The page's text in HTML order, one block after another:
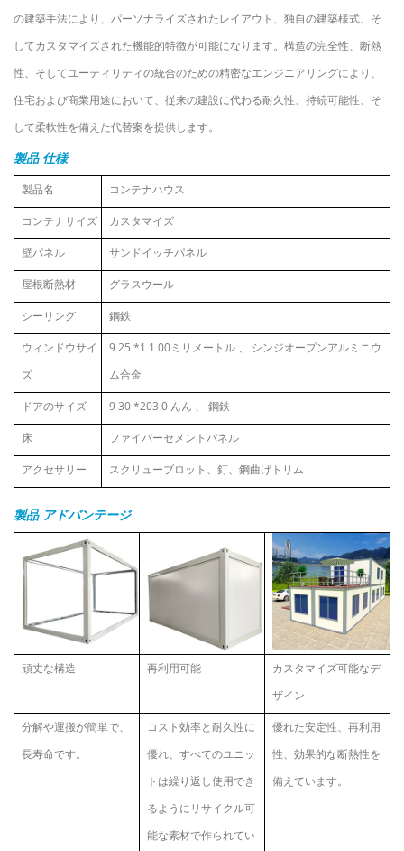
の建築手法により、パーソナライズされたレイアウト、独自の建築様式、そ
してカスタマイズされた機能的特徴が可能になります。構造の完全性、断熱
性、そしてユーティリティの統合のための精密なエンジニアリングにより、
住宅および商業用途において、従来の建設に代わる耐久性、持続可能性、そ
して柔軟性を備えた代替案を提供します。
製品 仕様
製品名 コンテナハウス
コンテナサイズ カスタマイズ
壁パネル サンドイッチパネル
屋根断熱材 グラスウール
シーリング 鋼鉄
ウィンドウサイ
ズ
925 *1 1 00ミリメートル 、 シンジオープンアルミニウ
ム合金
ドアのサイズ 930*203 0 んん 、 鋼鉄
床 ファイバーセメントパネル
アクセサリー スクリューブロット、釘、鋼曲げトリム
製品 アドバンテージ
頑丈な構造 再利用可能
カスタマイズ可能なデ
ザイン
分解や運搬が簡単で、
長寿命です。
コスト効率と耐久性に
優れ、すべてのユニッ
トは繰り返し使用でき
るようにリサイクル可
能な素材で作られてい
優れた安定性、再利用
性、効果的な断熱性を
備えています。